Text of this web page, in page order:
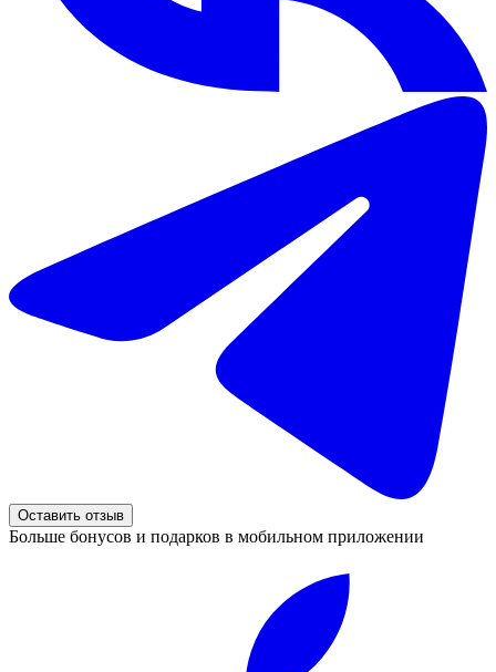
Оставить отзыв
Больше бонусов и подарков в мобильном приложении